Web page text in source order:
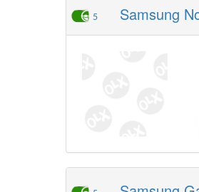
5 Samsung